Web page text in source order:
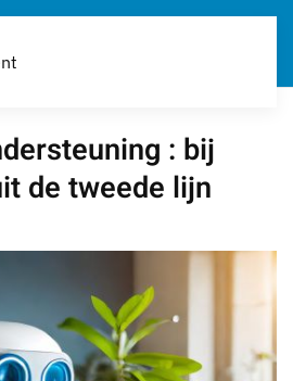
: bij
de tweede lijn